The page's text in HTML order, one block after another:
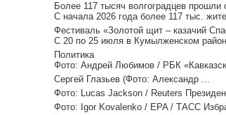
Более 117 тысяч волгоградцев
С начала 2026 года более 117 тыс.
Фестиваль «Золотой щит – казачий
С 20 по 25 июля в Кумылженском
Политика
Фото: Андрей Любимов / РБК
Сергей Глазьев (Фото: Александр ...
Фото: Lucas Jackson / Reuters
Фото: Igor Kovalenko / EPA / ТАСС